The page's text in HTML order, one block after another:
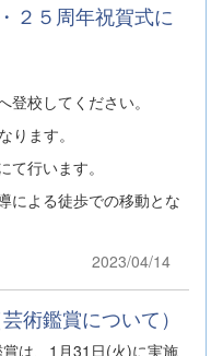
２５周年祝賀式に
校してください。
ります。
行います。
による徒歩での移動とな
2023/04/14
術鑑賞について）
は、1月31日(火)に実施